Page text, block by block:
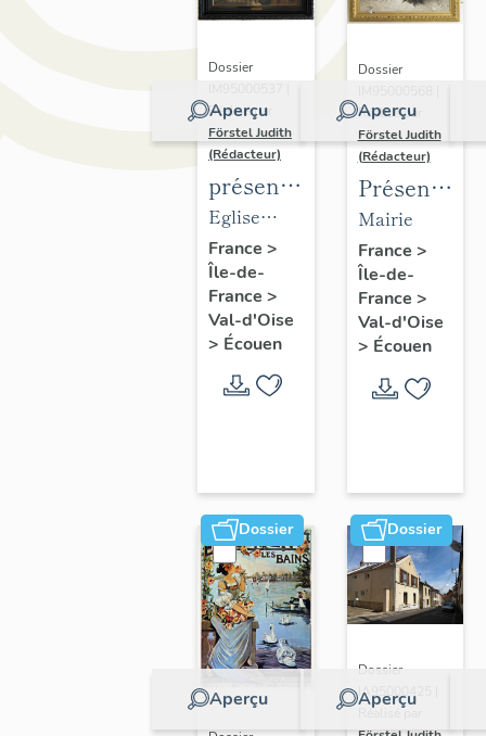
Aperçu
Dossier
Réalisé par
Förstel Judith
(Rédacteur)
présentation
du
mobilier
de
l'église
d'Ecouen
Eglise
Saint-
Acceul
France >
Île-de-
France >
Val-d'Oise
> Écouen
Aperçu
Dossier
Réalisé par
Förstel Judith
(Rédacteur)
du
mobilier
de la
mairie
d'Ecouen
Mairie
France >
Île-de-
France >
Val-d'Oise
> Écouen
Dossier
Aperçu
Dossier
Aperçu
Dossier
IA95000425 |
Réalisé par